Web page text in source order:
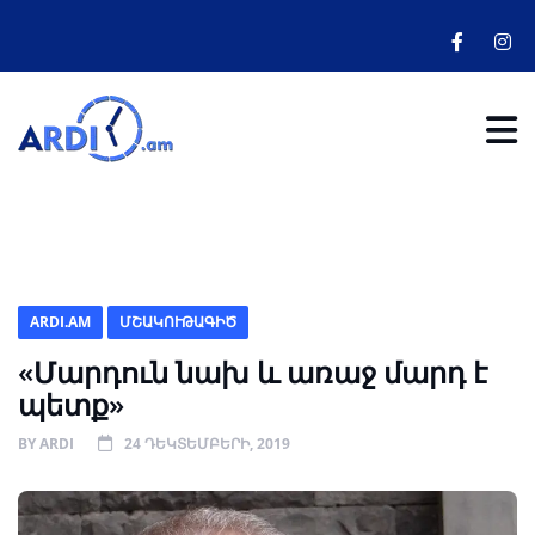
ARDI.AM ՄՇԱԿՈՒԹԱԳԻԾ
«Մարդուն նախ և առաջ մարդ է
պետք»
BYARDI 24 ԴԵԿՏԵՄԲԵՐԻ, 2019